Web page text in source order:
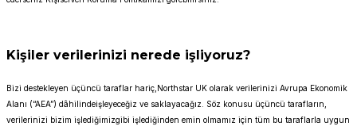
Kişiler verilerinizi nerede işliyoruz?
Bizi destekleyen üçüncü taraflar hariç,Northstar UK olarak verilerinizi Avrupa Ekonomik
Alanı (“AEA”) dâhilindeişleyeceğiz ve saklayacağız. Söz konusu üçüncü tarafların,
verilerinizi bizim işlediğimizgibi işlediğinden emin olmamız için tüm bu taraflarla uygun